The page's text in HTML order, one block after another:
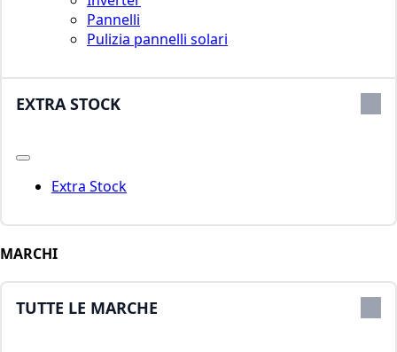
Pannelli
Pulizia pannelli solari
EXTRA STOCK
Extra Stock
MARCHI
TUTTE LE MARCHE